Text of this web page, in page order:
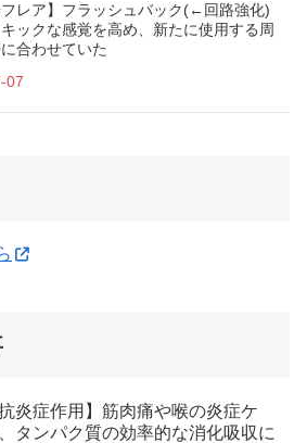
フレア】フラッシュバック(←回路強化)
ックな感覚を高め、新たに使用する周
合わせていた
07
抗炎症作用】筋肉痛や喉の炎症ケ
タンパク質の効率的な消化吸収に